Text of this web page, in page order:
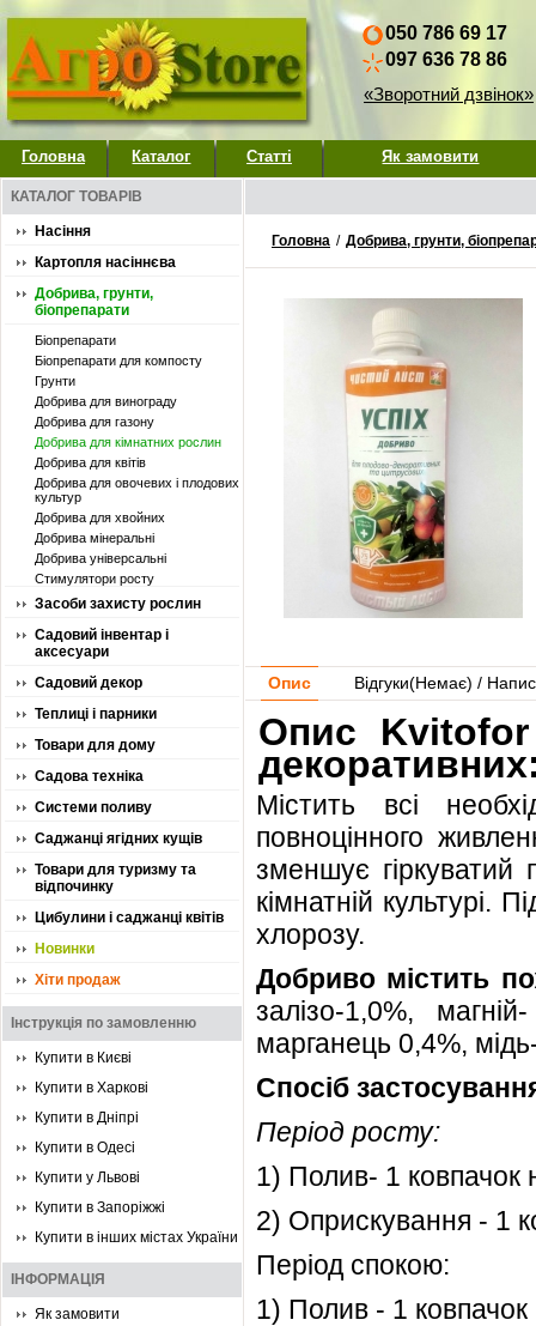
050 786 69 17
097 636 78 86
«Зворотний дзвінок»
Головна Каталог Статті Як замовити
КАТАЛОГ ТОВАРІВ
Насіння
Картопля насіннєва
Добрива, грунти,
біопрепарати
Біопрепарати
Біопрепарати для компосту
Грунти
Добрива для винограду
Добрива для газону
Добрива для кімнатних рослин
Добрива для квітів
Добрива для овочевих і плодових
культур
Добрива для хвойних
Добрива мінеральні
Добрива універсальні
Стимулятори росту
Засоби захисту рослин
Садовий інвентар і
аксесуари
Садовий декор
Теплиці і парники
Товари для дому
Садова техніка
Системи поливу
Саджанці ягідних кущів
Товари для туризму та
відпочинку
Цибулини і саджанці квітів
Новинки
Хіти продаж
Інструкція по замовленню
Купити в Києві
Купити в Харкові
Купити в Дніпрі
Купити в Одесі
Купити у Львові
Купити в Запоріжжі
Купити в інших містах України
ІНФОРМАЦІЯ
Як замовити
Головна / Добрива, грунти,
Опис Відгуки(Немає) /
Опис
Містить всі
повноцінного
зменшує
кімнатній культурі.
хлорозу.
Добриво містить
залізо-1,0%,
марганець 0,4%,
Спосіб
Період росту:
1) Полив- 1 ковпачок
2) Оприскування - 1
Період спокою:
1) Полив - 1 ковпачок